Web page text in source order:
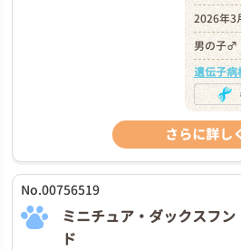
2026年3
男の子♂
遺伝子病
さらに詳し
No.00756519
ミニチュア・ダックスフン
ド